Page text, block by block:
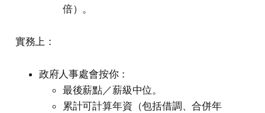
倍）。
實務上：
政府人事處會按你：
最後薪點／薪級中位。
累計可計算年資（包括借調、合併年